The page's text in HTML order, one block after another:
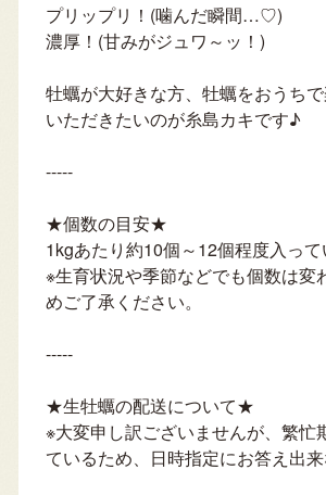
プリップリ！(噛んだ瞬間…♡)
濃厚！(甘みがジュワ～ッ！)
牡蠣が大好きな方、牡蠣をおうち
いただきたいのが糸島カキです♪
-----
★個数の目安★
1kgあたり約10個～12個程度入って
※生育状況や季節などでも個数は
めご了承ください。
-----
★生牡蠣の配送について★
※大変申し訳ございませんが、繁
ているため、日時指定にお答え出来